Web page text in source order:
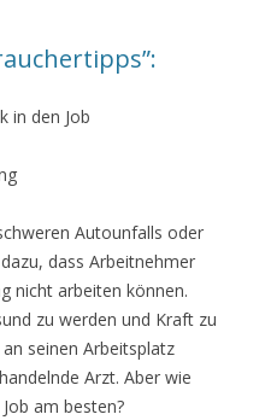
in den Job
Autounfalls oder
dass Arbeitnehmer
nicht arbeiten können.
zu werden und Kraft zu
seinen Arbeitsplatz
Arzt. Aber wie
am besten?